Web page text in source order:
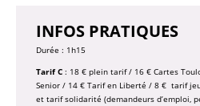
INFOS PRATIQUES
Durée : 1h15
Tarif C : 18 € plein tarif / 16 € Cartes
Senior / 14 € Tarif en Liberté / 8 € tarif
et tarif solidarité (demandeurs d’emploi,